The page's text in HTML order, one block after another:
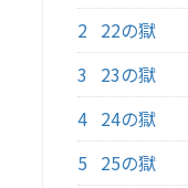
2 22の獄
3
23の獄
4 24の獄
5 25の獄